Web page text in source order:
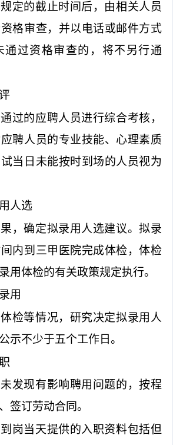
定的截止时间后，由相关人员
格审查，并以电话或邮件方式
通过资格审查的，将不另行通
过的应聘人员进行综合考核，
聘人员的专业技能、心理素质
当日未能按时到场的人员视为
人选
，确定拟录用人选建议。拟录
内到三甲医院完成体检，体检
用体检的有关政策规定执行。
用
检等情况，研究决定拟录用人
示不少于五个工作日。
发现有影响聘用问题的，按程
签订劳动合同。
岗当天提供的入职资料包括但